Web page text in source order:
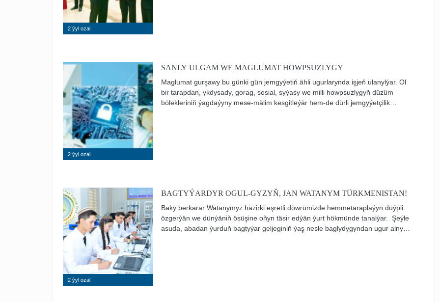
2 ýyl ozal
2 ýyl ozal
SANLY ULGAM WE MAGLUMAT HOWPSUZLYGY
Maglumat gurşawy bu günki gün jemgyýetiň ähli ugurlarynda işjeň ulanylýar. Ol
bir tarapdan, ykdysady, gorag, sosial, syýasy we milli howpsuzlygyň düzüm
bölekleriniň ýagdaýyny mese-mälim kesgitleýär hem-de dürli jemgyýetçilik
2 ýyl ozal
BAGTYÝARDYR OGUL-GYZYŇ, JAN WATANYM TÜRKMENISTAN!
Baky berkarar Watanymyz häzirki eşretli döwrümizde hemmetaraplaýyn düýpli
özgerýän we dünýäniň ösüşine oňyn täsir edýän ýurt hökmünde tanalýar. Şeýle
asuda, abadan ýurduň bagtyýar geljeginiň ýaş nesle baglydygyndan ugur alnyp,